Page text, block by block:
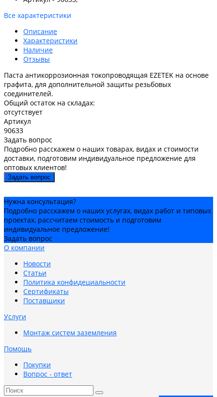
Все характеристики
Описание
Характеристики
Наличие
Отзывы
Паста антикоррозионная токопроводящая EZETEK на основе
графита, для дополнительной защиты резьбовых
соединителей.
Общий остаток на складах:
отсутствует
Артикул
90633
Задать вопрос
Подробно расскажем о наших товарах, видах и стоимости
доставки, подготовим индивидуальное предложение для
оптовых клиентов!
Задать вопрос
Нужна консультация?
Подробно расскажем о наших услугах, видах работ и типовых
проектах, рассчитаем стоимость и подготовим
индивидуальное предложение!
Задать вопрос
О компании
Новости
Статьи
Политика конфидециальности
Сертификаты
Поставщики
Услуги
Монтаж систем заземления
Помощь
Покупки
Вопрос - ответ